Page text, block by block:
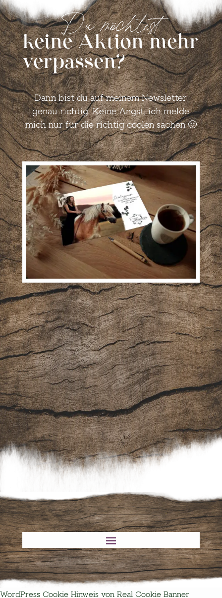
Du möchtest
keine Aktion mehr
verpassen?
Dann bist du auf meinem Newsletter
genau richtig. Keine Angst, ich melde
mich nur für die richtig coolen sachen 🙂
Ich möchte den Newsletter erhalten und
akzeptiere die Datenschutzerklärung. Mir ist
bewusst, dass ich ihn jederzeit per Klick direkt
wieder abbestellen kann.
WordPress Cookie Hinweis von Real Cookie Banner